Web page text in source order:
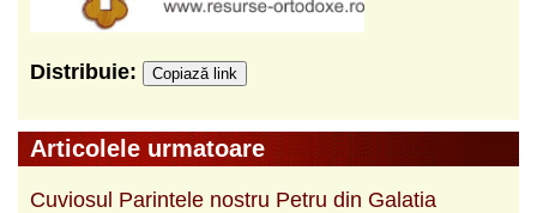
Distribuie: Copiază link
Articolele urmatoare
Cuviosul Parintele nostru Petru din Galatia